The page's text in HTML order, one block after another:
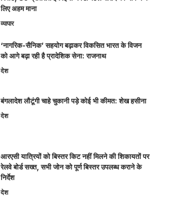
लिए अहम माना
व्यापार
‘नागरिक-सैनिक’ सहयोग बढ़ाकर विकसित भारत के विजन
को आगे बढ़ा रही है प्रादेशिक सेना: राजनाथ
देश
बंगलादेश लौटूंगी चाहे चुकानी पड़े कोई भी कीमत: शेख हसीना
देश
आरएसी यात्रियों को बिस्तर किट नहीं मिलने की शिकायतों पर
रेलवे बोर्ड सख्त, सभी जोन को पूर्ण बिस्तर उपलब्ध कराने के
निर्देश
देश